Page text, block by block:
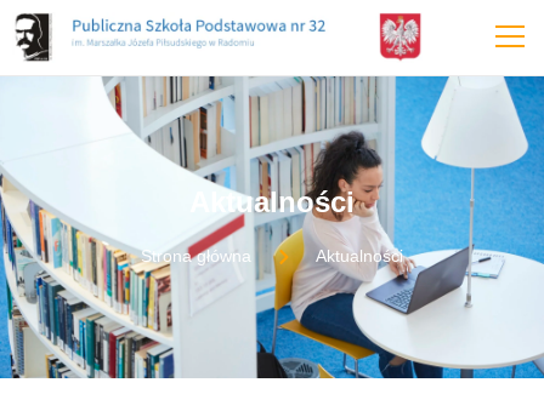
Aktualności
Strona główna Aktualności